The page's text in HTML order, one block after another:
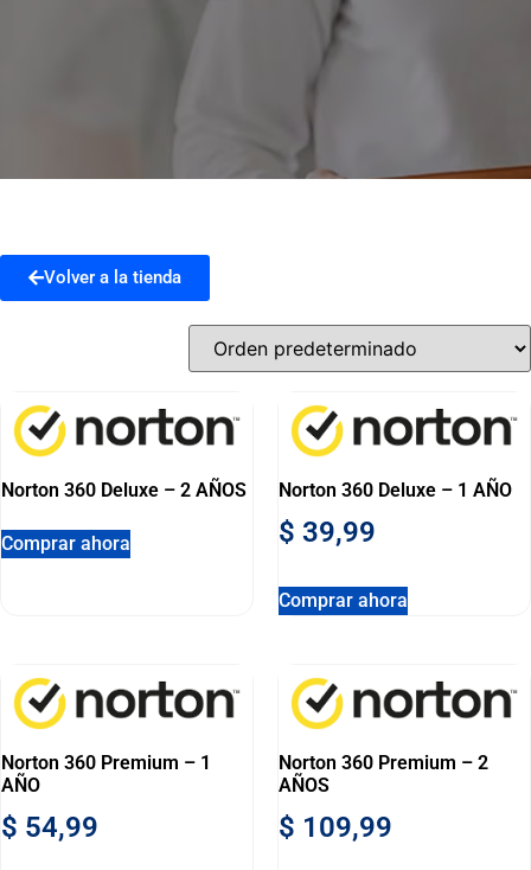
Volver a la tienda
Norton 360 Deluxe – 2 AÑOS
Comprar ahora
Norton 360 Deluxe – 1 AÑO
$ 39,99
Comprar ahora
Norton 360 Premium – 1
AÑO
$ 54,99
Norton 360 Premium – 2
AÑOS
$ 109,99